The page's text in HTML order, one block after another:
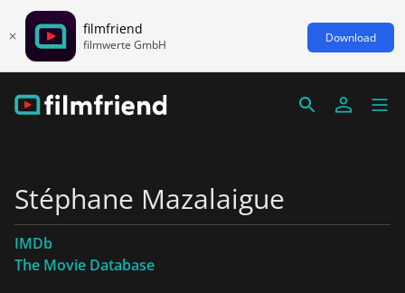
filmfriend
filmwerte GmbH Download
Stéphane Mazalaigue
IMDb
The Movie Database